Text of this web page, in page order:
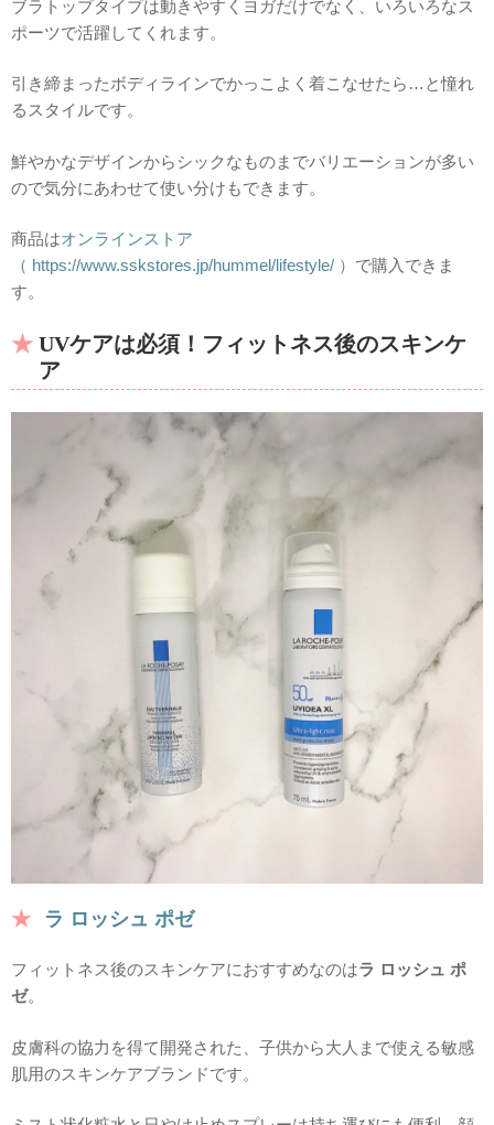
ブラトップタイプは動きやすくヨガだけでなく、いろいろなス
ポーツで活躍してくれます。
引き締まったボディラインでかっこよく着こなせたら…と憧れ
るスタイルです。
鮮やかなデザインからシックなものまでバリエーションが多い
ので気分にあわせて使い分けもできます。
商品はオンラインストア
（ https://www.sskstores.jp/hummel/lifestyle/ ） で購入できま
す。
UVケアは必須！フィットネス後のスキンケ
ア
ラ ロッシュ ポゼ
フィットネス後のスキンケアにおすすめなのはラ ロッシュ ポ
ゼ。
皮膚科の協力を得て開発された、子供から大人まで使える敏感
肌用のスキンケアブランドです。